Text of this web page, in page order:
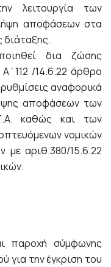
λειτουργία των
αποφάσεων στα
δια ζώσης
/14.6.22 άρθρο
αναφορικά
αποφάσεων των
καθώς και των
νομικών
αριθ.380/15.6.22
παροχή σύμφωνης
για την έγκριση του